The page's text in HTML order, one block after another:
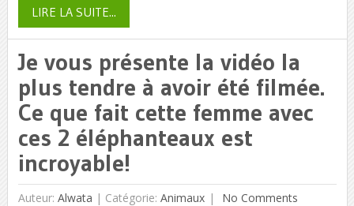
LIRE LA SUITE...
Je vous présente la vidéo la
plus tendre à avoir été filmée.
Ce que fait cette femme avec
ces 2 éléphanteaux est
incroyable!
Auteur: Alwata | Catégorie: Animaux No Comments